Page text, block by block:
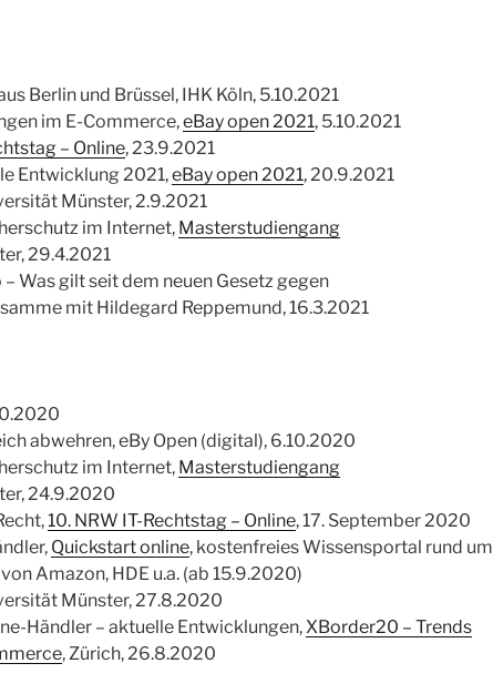
Berlin und Brüssel, IHK Köln, 5.10.2021
im E-Commerce,eBay open 2021, 5.10.2021
– Online, 23.9.2021
Entwicklung 2021,eBay open 2021, 20.9.2021
Münster, 2.9.2021
im Internet, Masterstudiengang
29.4.2021
Was gilt seit dem neuen Gesetz gegen
mit Hildegard Reppemund, 16.3.2021
abwehren, eBy Open (digital), 6.10.2020
im Internet, Masterstudiengang
24.9.2020
10. NRW IT-Rechtstag – Online, 17. September 2020
Quickstart online, kostenfreies Wissensportal rund um
Amazon, HDE u.a. (ab 15.9.2020)
Münster, 27.8.2020
Händler – aktuelle Entwicklungen, XBorder20 – Trends
, Zürich, 26.8.2020